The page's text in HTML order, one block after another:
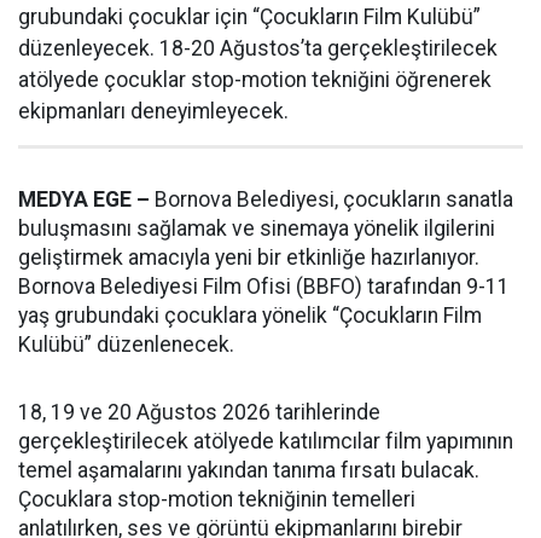
grubundaki çocuklar için “Çocukların Film Kulübü”
düzenleyecek. 18-20 Ağustos’ta gerçekleştirilecek
atölyede çocuklar stop-motion tekniğini öğrenerek
ekipmanları deneyimleyecek.
MEDYA EGE – Bornova Belediyesi, çocukların sanatla
buluşmasını sağlamak ve sinemaya yönelik ilgilerini
geliştirmek amacıyla yeni bir etkinliğe hazırlanıyor.
Bornova Belediyesi Film Ofisi (BBFO) tarafından 9-11
yaş grubundaki çocuklara yönelik “Çocukların Film
Kulübü” düzenlenecek.
18, 19 ve 20 Ağustos 2026 tarihlerinde
gerçekleştirilecek atölyede katılımcılar film yapımının
temel aşamalarını yakından tanıma fırsatı bulacak.
Çocuklara stop-motion tekniğinin temelleri
anlatılırken, ses ve görüntü ekipmanlarını birebir